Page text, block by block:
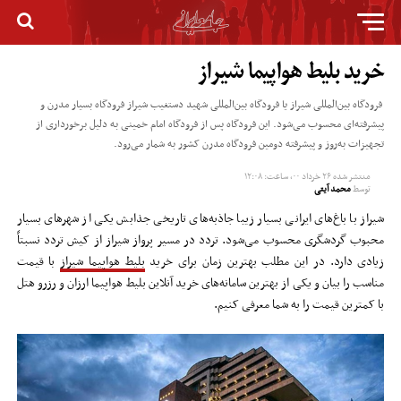
خرید بلیط هواپیما شیراز
فرودگاه بین‌المللی شیراز یا فرودگاه بین‌المللی شهید دستغیب شیراز فرودگاه بسیار مدرن و
پیشرفته‌ای محسوب می‌شود. این فرودگاه پس از فرودگاه امام خمینی به دلیل برخورداری از
تجهیزات به‌روز و پیشرفته دومین فرودگاه مدرن کشور به شمار می‌رود.
منتشر شده۲۶ خرداد ۰۰, ساعت: ۱۲:۰۸
توسطمحمد آیتی
شیراز با باغ‌های ایرانی بسیار زیبا جاذبه‌های تاریخی جذابش یکی از شهرهای بسیار
محبوب گردشگری محسوب می‌شود. تردد در مسیر پرواز شیراز از کیش تردد نسبتاً
زیادی دارد. در این مطلب بهترین زمان برای خرید بلیط هواپیما شیرازبا قیمت
مناسب را بیان و یکی از بهترین سامانه‌های خرید آنلاین بلیط هواپیما ارزان و رزرو هتل
با کمترین قیمت را به شما معرفی ‌کنیم.